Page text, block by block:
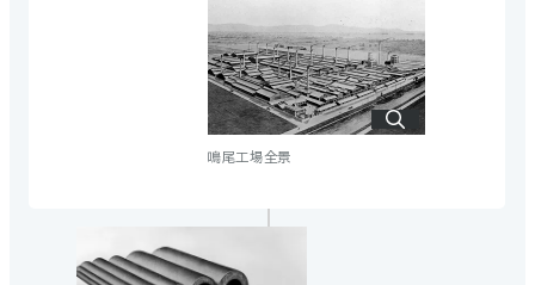
鳴尾工場全景
岡山工場（牛窓）